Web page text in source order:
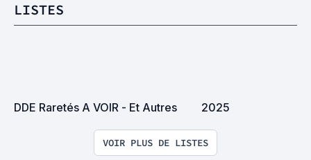
LISTES
DDE Raretés A VOIR - Et Autres 2025
VOIR PLUS DE LISTES